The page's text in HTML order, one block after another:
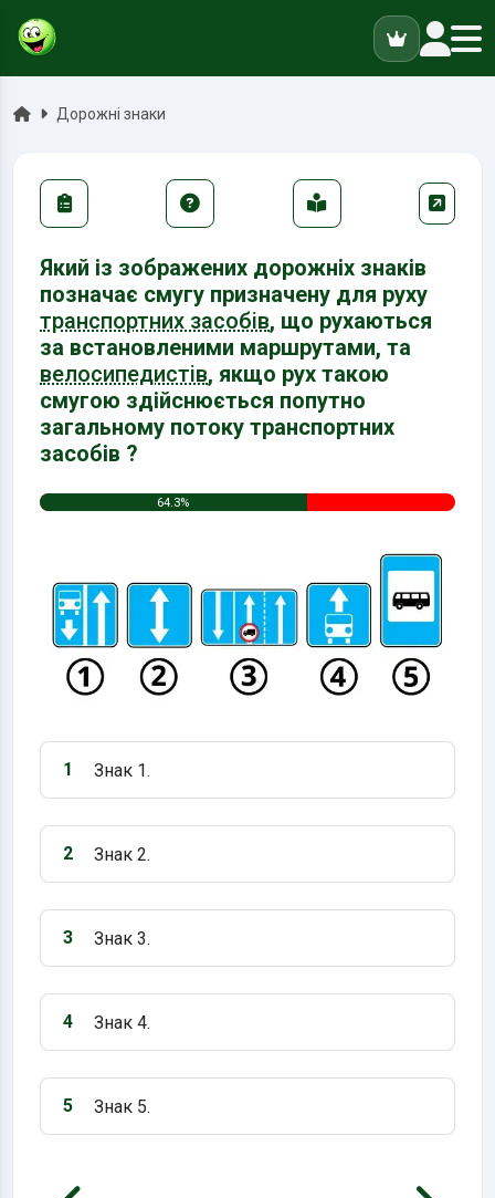
ГоловнаДорожні знаки
Який із зображених дорожніх знаків
позначає смугу призначену для руху
транспортних засобів, що рухаються
за встановленими маршрутами, та
велосипедистів, якщо рух такою
смугою здійснюється попутно
загальному потоку транспортних
засобів ?
64.3%
Варіант 1:
1 Знак 1.
Варіант 2:
2 Знак 2.
Варіант 3:
3 Знак 3.
Варіант 4:
4 Знак 4.
Варіант 5:
5 Знак 5.